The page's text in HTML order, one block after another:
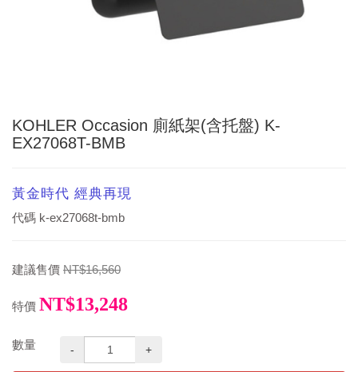
KOHLER Occasion 廁紙架(含托盤) K-
EX27068T-BMB
黃金時代 經典再現
代碼 k-ex27068t-bmb
建議售價 NT$16,560
特價 NT$13,248
數量 - +